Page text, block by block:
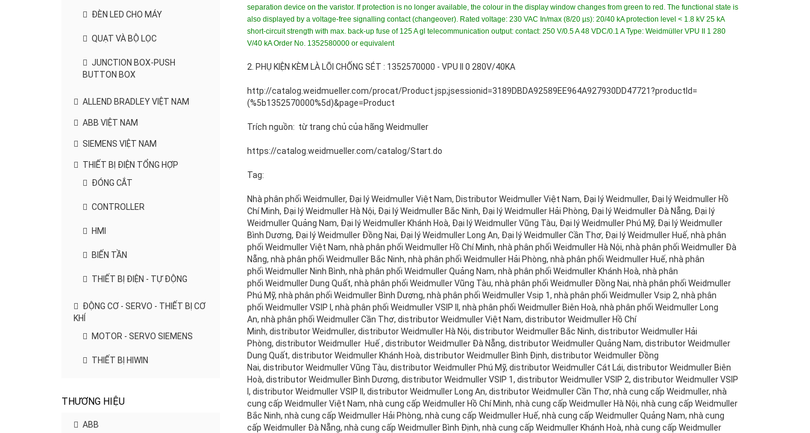
ĐÈN LED CHO MÁY
QUẠT VÀ BỘ LỌC
JUNCTION BOX-PUSH
BUTTON BOX
ALLEND BRADLEY VIỆT NAM
ABB VIỆT NAM
SIEMENS VIỆT NAM
THIẾT BỊ ĐIỆN TỔNG HỢP
ĐÓNG CẮT
CONTROLLER
HMI
BIẾN TẦN
THIẾT BỊ ĐIỆN - TỰ ĐỘNG
ĐỘNG CƠ - SERVO - THIẾT BỊ CƠ
KHÍ
MOTOR - SERVO SIEMENS
THIẾT BỊ HIWIN
THƯƠNG HIỆU
ABB
separation device on the varistor. If protection is no longer available, the colour in the display window changes from green to red. The functional state is
also displayed by a voltage-free signalling contact (changeover). Rated voltage: 230 VAC In/max (8/20 µs): 20/40 kA protection level < 1.8 kV 25 kA
short-circuit strength with max. back-up fuse of 125 A gl telecommunication output: contact: 250 V/0.5 A 48 VDC/0.1 A Type: Weidmüller VPU II 1 280
V/40 kA Order No. 1352580000 or equivalent
2. PHỤ KIỆN KÈM LÀ LÕI CHỐNG SÉT : 1352570000 - VPU II 0 280V/40KA
http://catalog.weidmueller.com/procat/Product.jsp;jsessionid=3189DBDA92589EE964A927930DD47721?productId=
(%5b1352570000%5d)&page=Product
Trích nguồn: từ trang chủ của hãng Weidmuller
https://catalog.weidmueller.com/catalog/Start.do
Tag:
Nhà phân phối Weidmuller, Đại lý Weidmuller Việt Nam, Distributor Weidmuller Việt Nam, Đại lý Weidmuller, Đại lý Weidmuller Hồ
Chí Minh, Đại lý Weidmuller Hà Nội, Đại lý Weidmuller Bắc Ninh, Đại lý Weidmuller Hải Phòng, Đại lý Weidmuller Đà Nẵng, Đại lý
Weidmuller Quảng Nam, Đại lý Weidmuller Khánh Hoà, Đại lý Weidmuller Vũng Tàu, Đại lý Weidmuller Phú Mỹ, Đại lý Weidmuller
Bình Dương, Đại lý Weidmuller Đồng Nai, Đại lý Weidmuller Long An, Đại lý Weidmuller Cần Thơ, Đại lý Weidmuller Huế, nhà phân
phối Weidmuller Việt Nam, nhà phân phối Weidmuller Hồ Chí Minh, nhà phân phối Weidmuller Hà Nội, nhà phân phối Weidmuller Đà
Nẵng, nhà phân phối Weidmuller Bắc Ninh, nhà phân phối Weidmuller Hải Phòng, nhà phân phối Weidmuller Huế, nhà phân
phối Weidmuller Ninh Bình, nhà phân phối Weidmuller Quảng Nam, nhà phân phối Weidmuller Khánh Hoà, nhà phân
phối Weidmuller Dung Quất, nhà phân phối Weidmuller Vũng Tàu, nhà phân phối Weidmuller Đồng Nai, nhà phân phối Weidmuller
Phú Mỹ, nhà phân phối Weidmuller Bình Dương, nhà phân phối Weidmuller Vsip 1, nhà phân phối Weidmuller Vsip 2, nhà phân
phối Weidmuller VSIP I, nhà phân phối Weidmuller VSIP II, nhà phân phối Weidmuller Biên Hoà, nhà phân phối Weidmuller Long
An, nhà phân phối Weidmuller Cần Thơ, distributor Weidmuller Việt Nam, distributor Weidmuller Hồ Chí
Minh, distributor Weidmuller, distributor Weidmuller Hà Nội, distributor Weidmuller Bắc Ninh, distributor Weidmuller Hải
Phòng, distributor Weidmuller Huế , distributor Weidmuller Đà Nẵng, distributor Weidmuller Quảng Nam, distributor Weidmuller
Dung Quất, distributor Weidmuller Khánh Hoà, distributor Weidmuller Bình Định, distributor Weidmuller Đồng
Nai, distributor Weidmuller Vũng Tàu, distributor Weidmuller Phú Mỹ, distributor Weidmuller Cát Lái, distributor Weidmuller Biên
Hoà, distributor Weidmuller Bình Dương, distributor Weidmuller VSIP 1, distributor Weidmuller VSIP 2, distributor Weidmuller VSIP
I, distributor Weidmuller VSIP II, distributor Weidmuller Long An, distributor Weidmuller Cần Thơ, nhà cung cấp Weidmuller, nhà
cung cấp Weidmuller Việt Nam, nhà cung cấp Weidmuller Hồ Chí Minh, nhà cung cấp Weidmuller Hà Nội, nhà cung cấp Weidmuller
Bắc Ninh, nhà cung cấp Weidmuller Hải Phòng, nhà cung cấp Weidmuller Huế, nhà cung cấp Weidmuller Quảng Nam, nhà cung
cấp Weidmuller Đà Nẵng, nhà cung cấp Weidmuller Bình Định, nhà cung cấp Weidmuller Khánh Hoà, nhà cung cấp Weidmuller